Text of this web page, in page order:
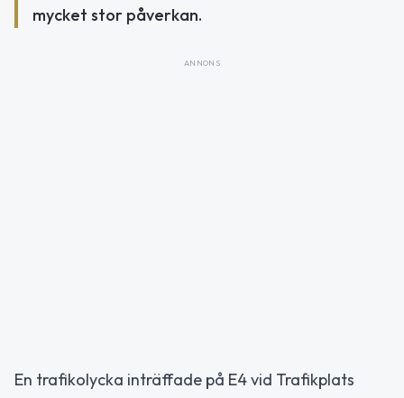
mycket stor påverkan.
ANNONS
En trafikolycka inträffade på E4 vid Trafikplats